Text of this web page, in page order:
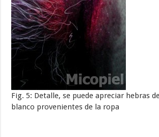
Fig. 5: Detalle, se puede apreciar hebras
blanco provenientes de la ropa